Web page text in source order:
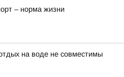
– норма жизни
на воде не совместимы